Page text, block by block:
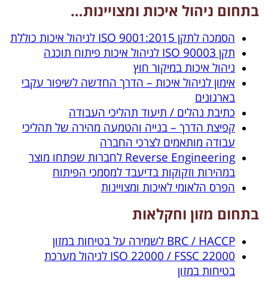
בתחום ניהול איכות ומצויינות…
הסמכה לתקן ISO 9001:2015 לניהול איכות כוללת
תקן ISO 90003 לניהול איכות פיתוח תוכנה
ניהול איכות במיקור חוץ
אימון לניהול איכות – הדרך החדשה לשיפור עקבי
בארגונים
כתיבת נהלים / תיעוד תהליכי העבודה
קפיצת הדרך – בנייה והטמעה מהירה של תהליכי
עבודה מותאמים לצרכי החברה
Reverse Engineering לחברות שפתחו מוצר
במהירות וזקוקות בדיעבד למסמכי הפיתוח
הפרס הלאומי לאיכות ומצויינות
בתחום מזון וחקלאות
BRC / HACCP לשמירה על בטיחות במזון
ISO 22000 / FSSC 22000 לניהול מערכת
בטיחות במזון